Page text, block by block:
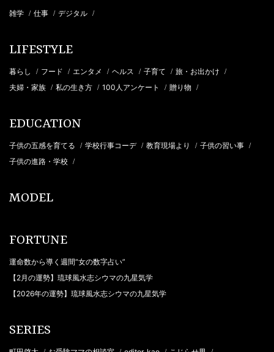
雑学 / 仕事 / デジタル /
LIFESTYLE
暮らし / フード / エンタメ / ヘルス / 子育て / 旅・お出かけ /
夫婦・家族 / 私の生き方 / 100人アンケート / 贈り物 /
EDUCATION
子供の五感を育てる / 学校行事コーデ / 教育現場より / 子供の習い事 /
子供の進路・学校 /
MODEL
FORTUNE
運命数から導く週間“女の数字占い”
【2月の運勢】琉球風水志シウマの九星気学
【2026年の運勢】琉球風水志シウマの九星気学
SERIES